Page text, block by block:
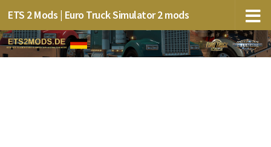
ETS 2 Mods | Euro Truck Simulator 2 mods